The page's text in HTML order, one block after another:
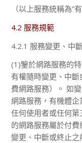
（以上服務統稱為”
4.2 服務規範
4.2.1 服務變更、中
(1)鑒於網路服務的
有權隨時變更、中
費網路服務）。 如
網路服務，有機體
任何使用者或任何
的網路服務屬於付
變更、中斷或終止之